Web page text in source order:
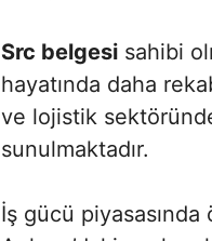
Src belgesi sahibi
hayatında daha
ve lojistik
sunulmaktadır.
İş gücü